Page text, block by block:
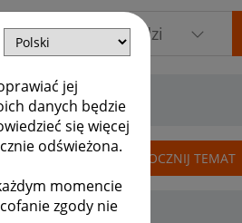
jej
danych będzie
się więcej
odświeżona.
momencie
zgody nie
ROZPOCZNIJ TEMAT